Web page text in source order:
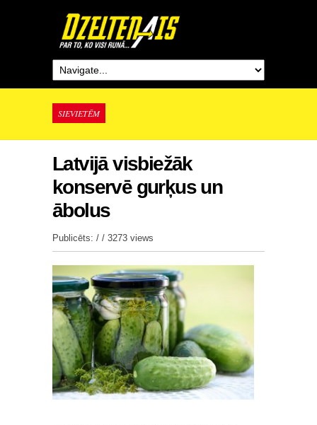
SIEVIETĒM
Latvijā visbiežāk
konservē gurķus un
ābolus
Publicēts: / / 3273 views